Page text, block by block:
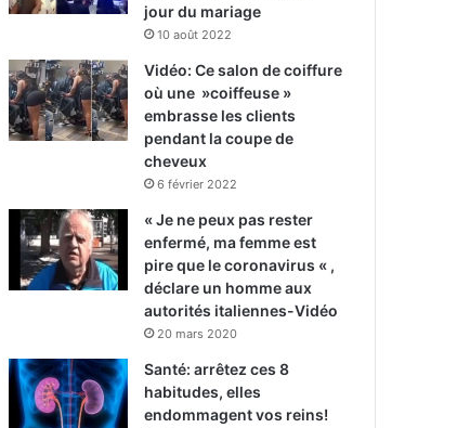
jour du mariage
10 août 2022
Vidéo: Ce salon de coiffure
où une »coiffeuse »
embrasse les clients
pendant la coupe de
cheveux
6 février 2022
« Je ne peux pas rester
enfermé, ma femme est
pire que le coronavirus « ,
déclare un homme aux
autorités italiennes-Vidéo
20 mars 2020
Santé: arrêtez ces 8
habitudes, elles
endommagent vos reins!